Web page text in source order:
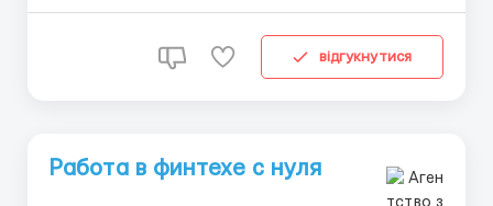
відгукнутися
Работа в финтехе с нуля